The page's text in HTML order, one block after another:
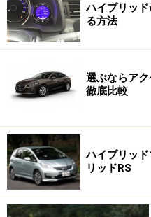
ハイブリッ
る方法
選ぶならア
徹底比較
ハイブリッ
リッドRS